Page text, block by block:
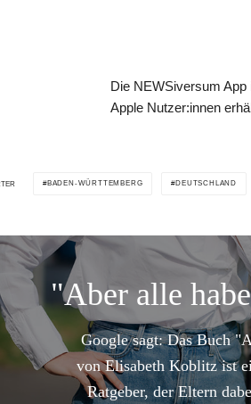
Die NEWSiversum
Apple Nutzer:innen
BADEN-WÜRTTEMBERG DEUTSCHLAND
"Aber alle
Google sagt: Das Buch
von Elisabeth Koblitz ist
Ratgeber, der Eltern